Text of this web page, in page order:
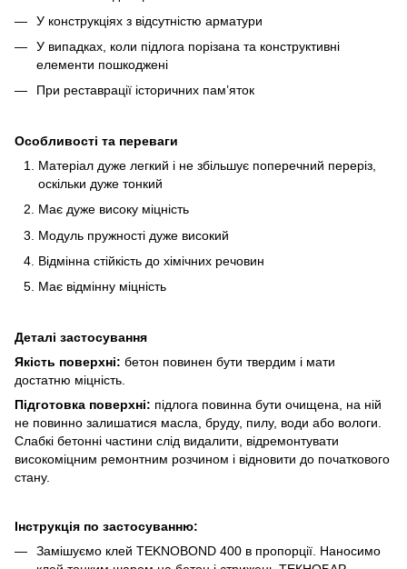
У конструкціях з відсутністю арматури
У випадках, коли підлога порізана та конструктивні
елементи пошкоджені
При реставрації історичних пам’яток
Особливості та переваги
Матеріал дуже легкий і не збільшує поперечний переріз,
оскільки дуже тонкий
Має дуже високу міцність
Модуль пружності дуже високий
Відмінна стійкість до хімічних речовин
Має відмінну міцність
Деталі застосування
Якість поверхні: бетон повинен бути твердим і мати
достатню міцність.
Підготовка поверхні: підлога повинна бути очищена, на ній
не повинно залишатися масла, бруду, пилу, води або вологи.
Слабкі бетонні частини слід видалити, відремонтувати
високоміцним ремонтним розчином і відновити до початкового
стану.
Інструкція по застосуванню:
Замішуємо клей TEKNOBOND 400 в пропорції. Наносимо